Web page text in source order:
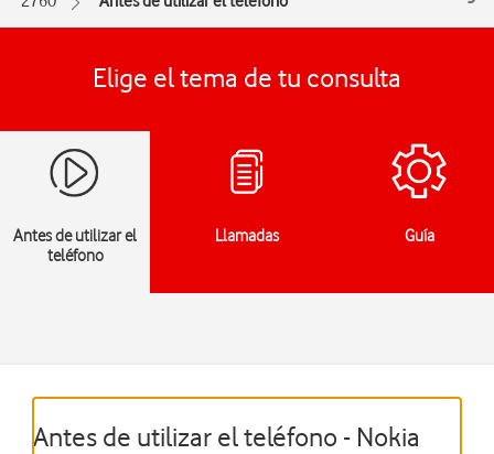
Elige el tema de tu consulta
Antes de utilizar el
teléfono
Llamadas Guía
Antes de utilizar el teléfono - Nokia